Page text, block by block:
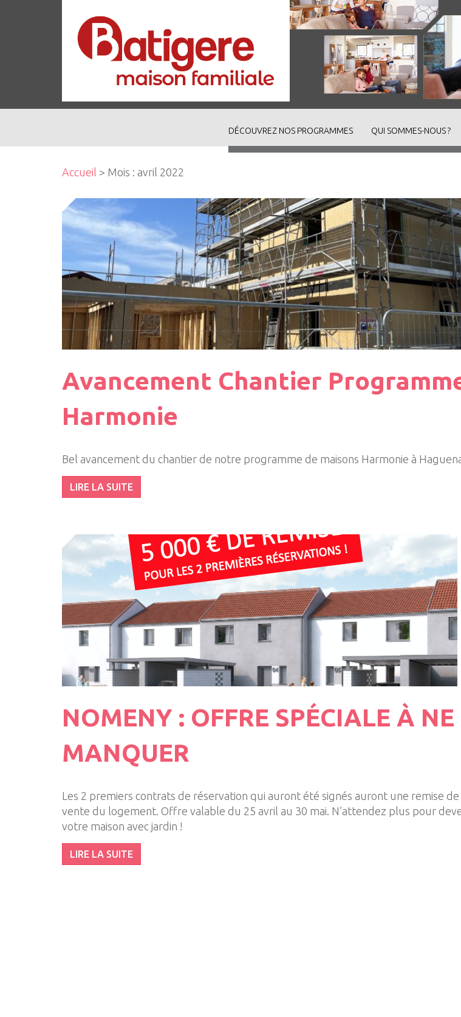
DÉCOUVREZ NOS PROGRAMMES QUI SOMMES-NOUS ?
Accueil > Mois : avril 2022
Avancement Chantier
Harmonie
Bel avancement du chantier de notre programme de maisons Harmonie à
LIRE LA SUITE
NOMENY : OFFRE SPÉCIALE À NE
MANQUER
Les 2 premiers contrats de réservation qui auront été signés auront une remise
vente du logement. Offre valable du 25 avril au 30 mai. N’attendez plus pour
votre maison avec jardin !
LIRE LA SUITE